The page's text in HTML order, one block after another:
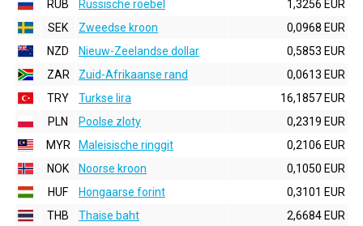
RUB
Russische roebel
1,3256 EUR
SEK
Zweedse kroon
0,0968 EUR
NZD
Nieuw-Zeelandse dollar
0,5853 EUR
ZAR
Zuid-Afrikaanse rand
0,0613 EUR
TRY
Turkse lira
16,1857 EUR
PLN
Poolse zloty
0,2319 EUR
MYR
Maleisische ringgit
0,2106 EUR
NOK
Noorse kroon
0,1050 EUR
HUF
Hongaarse forint
0,3101 EUR
THB
Thaise baht
2,6684 EUR